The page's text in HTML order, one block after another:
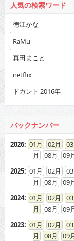
人気の検索ワード
徳江かな
RaMu
真田まこと
netflix
ドカント 2016年
バックナンバー
2026: 01 02 03
08
09
2025: 01 02 03
08
09
2024: 01 02 03
08
09
2023: 01 02 03
08
09